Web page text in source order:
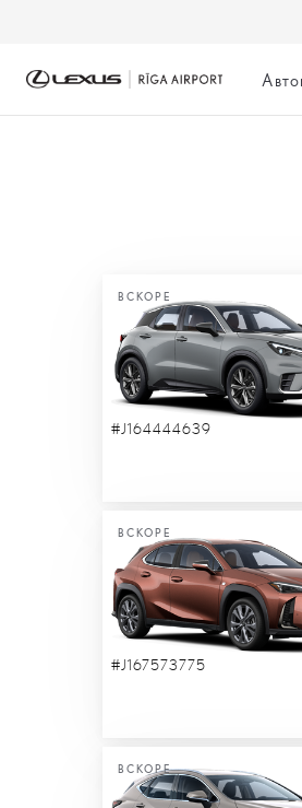
ВСКОРЕ
#J164444639
ВСКОРЕ
#J167573775
ВСКОРЕ